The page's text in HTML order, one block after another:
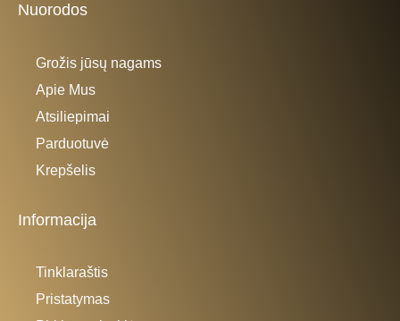
Nuorodos
Grožis jūsų nagams
Apie Mus
Atsiliepimai
Parduotuvė
Krepšelis
Informacija
Tinklaraštis
Pristatymas